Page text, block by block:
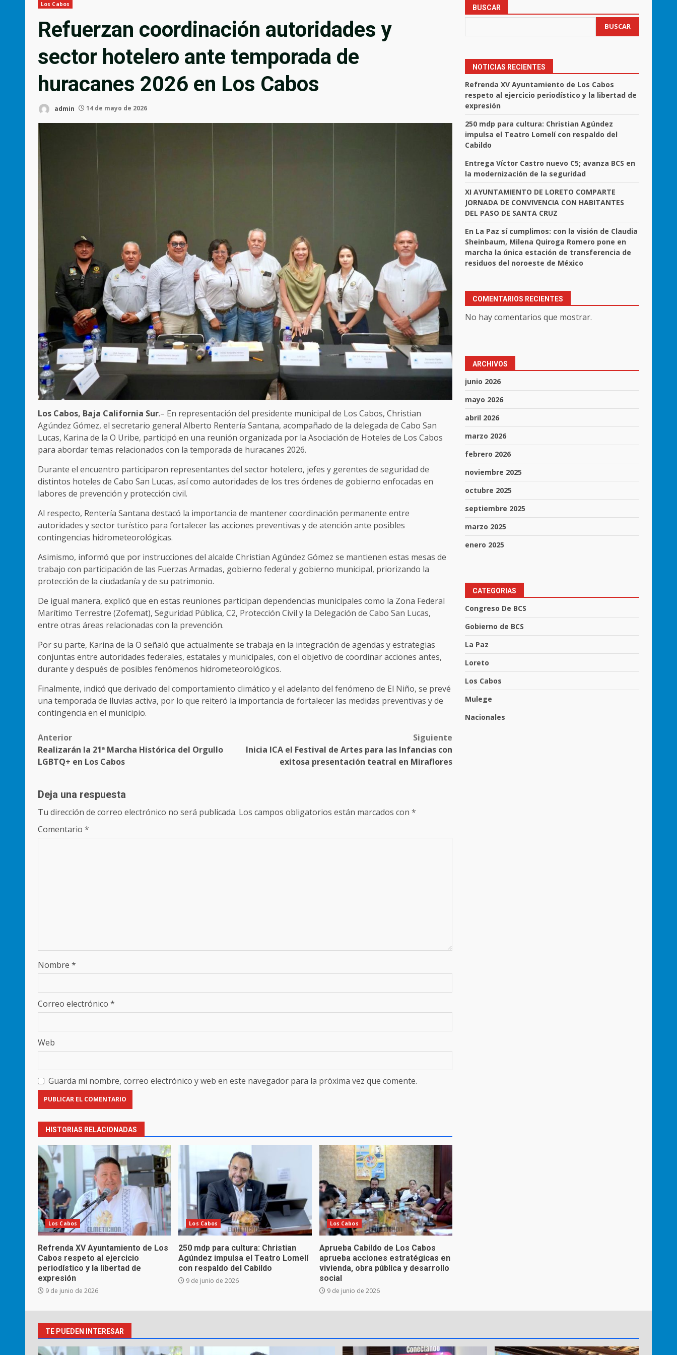
Los Cabos
Refuerzan coordinación autoridades y
sector hotelero ante temporada de
huracanes 2026 en Los Cabos
admin 14 de mayo de 2026
Los Cabos, Baja California Sur.– En representación del presidente municipal de Los Cabos, Christian
Agúndez Gómez, el secretario general Alberto Rentería Santana, acompañado de la delegada de Cabo San
Lucas, Karina de la O Uribe, participó en una reunión organizada por la Asociación de Hoteles de Los Cabos
para abordar temas relacionados con la temporada de huracanes 2026.
Durante el encuentro participaron representantes del sector hotelero, jefes y gerentes de seguridad de
distintos hoteles de Cabo San Lucas, así como autoridades de los tres órdenes de gobierno enfocadas en
labores de prevención y protección civil.
Al respecto, Rentería Santana destacó la importancia de mantener coordinación permanente entre
autoridades y sector turístico para fortalecer las acciones preventivas y de atención ante posibles
contingencias hidrometeorológicas.
Asimismo, informó que por instrucciones del alcalde Christian Agúndez Gómez se mantienen estas mesas de
trabajo con participación de las Fuerzas Armadas, gobierno federal y gobierno municipal, priorizando la
protección de la ciudadanía y de su patrimonio.
De igual manera, explicó que en estas reuniones participan dependencias municipales como la Zona Federal
Marítimo Terrestre (Zofemat), Seguridad Pública, C2, Protección Civil y la Delegación de Cabo San Lucas,
entre otras áreas relacionadas con la prevención.
Por su parte, Karina de la O señaló que actualmente se trabaja en la integración de agendas y estrategias
conjuntas entre autoridades federales, estatales y municipales, con el objetivo de coordinar acciones antes,
durante y después de posibles fenómenos hidrometeorológicos.
Finalmente, indicó que derivado del comportamiento climático y el adelanto del fenómeno de El Niño, se prevé
una temporada de lluvias activa, por lo que reiteró la importancia de fortalecer las medidas preventivas y de
contingencia en el municipio.
Post
navigation
Anterior
Realizarán la 21ª Marcha Histórica del Orgullo
LGBTQ+ en Los Cabos
Siguiente
Inicia ICA el Festival de Artes para las Infancias con
exitosa presentación teatral en Miraflores
Deja una respuesta
Tu dirección de correo electrónico no será publicada. Los campos obligatorios están marcados con *
Comentario *
Nombre *
Correo electrónico *
Web
Guarda mi nombre, correo electrónico y web en este navegador para la próxima vez que comente.
HISTORIAS RELACIONADAS
Los Cabos
Refrenda XV Ayuntamiento de Los
Cabos respeto al ejercicio
periodístico y la libertad de
expresión
9 de junio de 2026
Los Cabos
250 mdp para cultura: Christian
Agúndez impulsa el Teatro Lomelí
con respaldo del Cabildo
9 de junio de 2026
Los Cabos
Aprueba Cabildo de Los Cabos
aprueba acciones estratégicas en
vivienda, obra pública y desarrollo
social
9 de junio de 2026
BUSCAR
BUSCAR
NOTICIAS RECIENTES
Refrenda XV Ayuntamiento de Los Cabos
respeto al ejercicio periodístico y la libertad de
expresión
250 mdp para cultura: Christian Agúndez
impulsa el Teatro Lomelí con respaldo del
Cabildo
Entrega Víctor Castro nuevo C5; avanza BCS en
la modernización de la seguridad
XI AYUNTAMIENTO DE LORETO COMPARTE
JORNADA DE CONVIVENCIA CON HABITANTES
DEL PASO DE SANTA CRUZ
En La Paz sí cumplimos: con la visión de Claudia
Sheinbaum, Milena Quiroga Romero pone en
marcha la única estación de transferencia de
residuos del noroeste de México
COMENTARIOS RECIENTES
No hay comentarios que mostrar.
ARCHIVOS
junio 2026
mayo 2026
abril 2026
marzo 2026
febrero 2026
noviembre 2025
octubre 2025
septiembre 2025
marzo 2025
enero 2025
CATEGORIAS
Congreso De BCS
Gobierno de BCS
La Paz
Loreto
Los Cabos
Mulege
Nacionales
TE PUEDEN INTERESAR